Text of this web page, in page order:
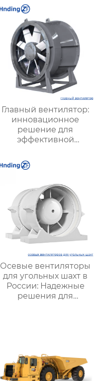
Главный вентилятор:
инновационное
решение для
эффективной
оптимизации работы
Осевые вентиляторы
для угольных шахт в
России: Надежные
решения для